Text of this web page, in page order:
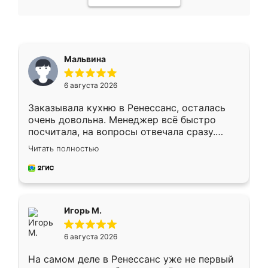
Мальвина
6 августа 2026
Заказывала кухню в Ренессанс, осталась
очень довольна. Менеджер всё быстро
посчитала, на вопросы отвечала сразу.
Замерщик приехал в субботу, подошёл к
делу со всей ответственностью. Собрали
за день, ребята работали аккуратно, даже
Читать полностью
Игорь М.
6 августа 2026
На самом деле в Ренессанс уже не первый